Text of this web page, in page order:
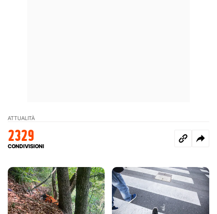
ATTUALITÀ
2329
CONDIVISIONI